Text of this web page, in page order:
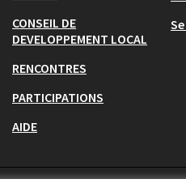
CONSEIL DE
DEVELOPPEMENT LOCAL
RENCONTRES
PARTICIPATIONS
AIDE